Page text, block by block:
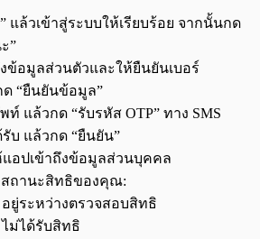
แล้วเข้าสู่ระบบให้เรียบร้อย จากนั้นกด
”
ข้อมูลส่วนตัวและให้ยืนยันเบอร์
“ยืนยันข้อมูล”
ท์ แล้วกด “รับรหัส OTP” ทาง SMS
บ แล้วกด “ยืนยัน”
อปเข้าถึงข้อมูลส่วนบุคคล
สถานะสิทธิของคุณ:
อยู่ระหว่างตรวจสอบสิทธิ
ไม่ได้รับสิทธิ